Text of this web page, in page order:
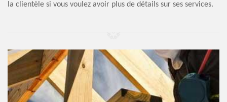
la clientèle si vous voulez avoir plus de détails sur ses services.